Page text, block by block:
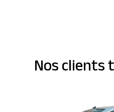
Nos clients